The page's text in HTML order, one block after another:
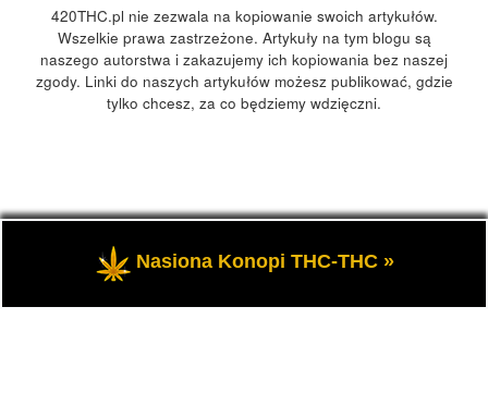
420THC.pl nie zezwala na kopiowanie swoich artykułów.
Wszelkie prawa zastrzeżone. Artykuły na tym blogu są
naszego autorstwa i zakazujemy ich kopiowania bez naszej
zgody. Linki do naszych artykułów możesz publikować, gdzie
tylko chcesz, za co będziemy wdzięczni.
420Polska, 420THC.pl
– Wszelkie prawa zastrzeżone
- Kultura marihuany, konopi 420 w Polsce i na świecie.
Nasiona Konopi THC-THC »